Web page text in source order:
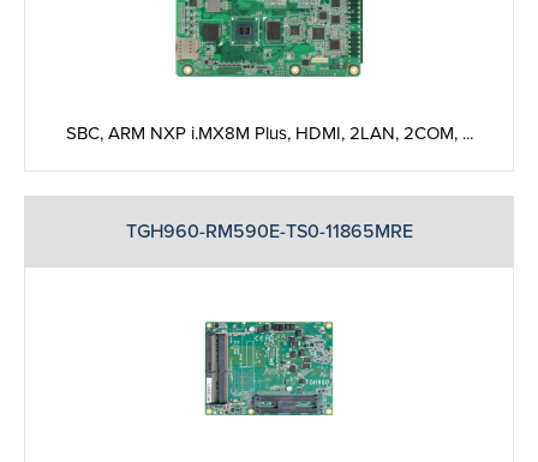
SBC, ARM NXP i.MX8M Plus, HDMI, 2LAN, 2COM, ...
TGH960-RM590E-TS0-11865MRE